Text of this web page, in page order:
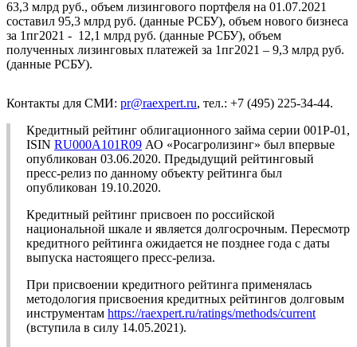
63,3 млрд руб., объем лизингового портфеля на 01.07.2021
составил 95,3 млрд руб. (данные РСБУ), объем нового бизнеса
за 1пг2021 - 12,1 млрд руб. (данные РСБУ), объем
полученных лизинговых платежей за 1пг2021 – 9,3 млрд руб.
(данные РСБУ).
Контакты для СМИ: pr@raexpert.ru, тел.: +7 (495) 225-34-44.
Кредитный рейтинг облигационного займа серии 001Р-01,
ISIN RU000A101R09 АО «Росагролизинг» был впервые
опубликован 03.06.2020. Предыдущий рейтинговый
пресс-релиз по данному объекту рейтинга был
опубликован 19.10.2020.
Кредитный рейтинг присвоен по российской
национальной шкале и является долгосрочным. Пересмотр
кредитного рейтинга ожидается не позднее года с даты
выпуска настоящего пресс-релиза.
При присвоении кредитного рейтинга применялась
методология присвоения кредитных рейтингов долговым
инструментам https://raexpert.ru/ratings/methods/current
(вступила в силу 14.05.2021).